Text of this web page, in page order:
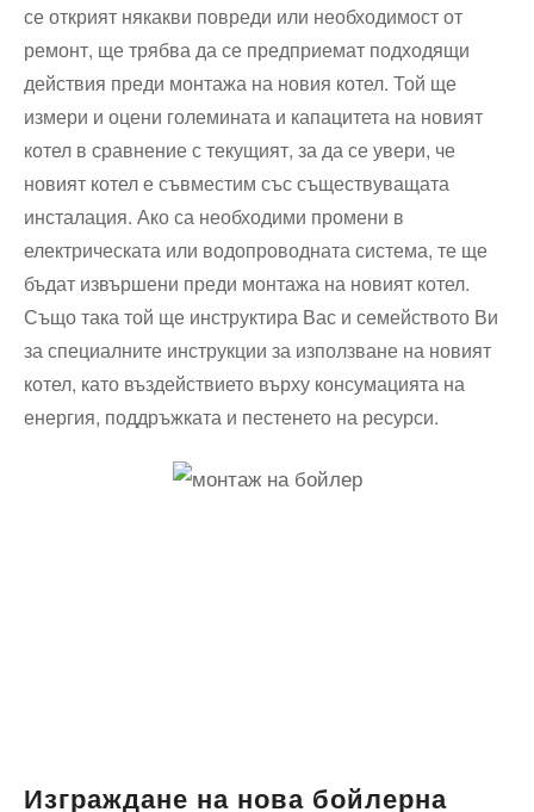
се открият някакви повреди или необходимост от
ремонт, ще трябва да се предприемат подходящи
действия преди монтажа на новия котел. Той ще
измери и оцени големината и капацитета на новият
котел в сравнение с текущият, за да се увери, че
новият котел е съвместим със съществуващата
инсталация. Ако са необходими промени в
електрическата или водопроводната система, те ще
бъдат извършени преди монтажа на новият котел.
Също така той ще инструктира Вас и семейството Ви
за специалните инструкции за използване на новият
котел, като въздействието върху консумацията на
енергия, поддръжката и пестенето на ресурси.
Изграждане на​ нова бойлерна